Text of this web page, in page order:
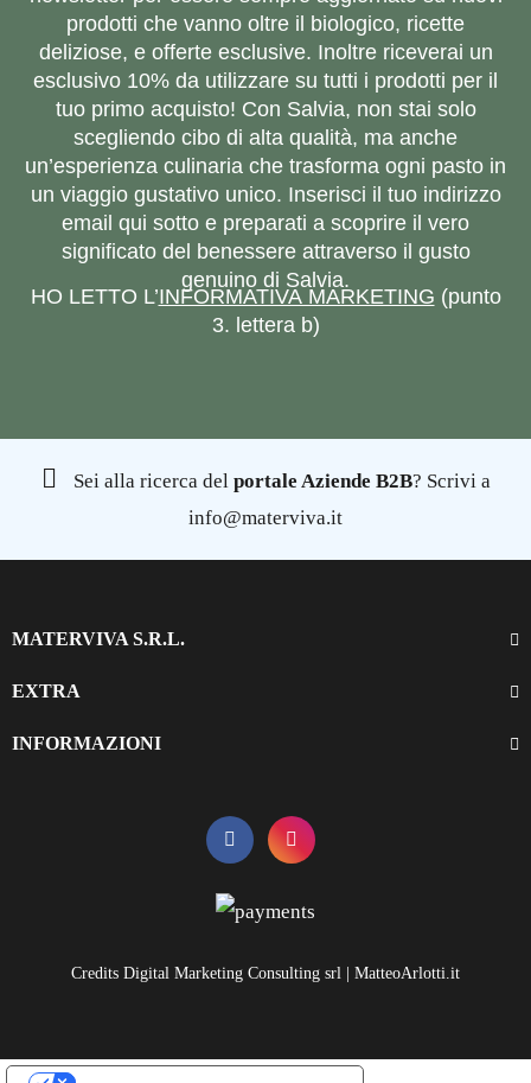
prodotti che vanno oltre il biologico, ricette
deliziose, e offerte esclusive. Inoltre riceverai un
esclusivo 10% da utilizzare su tutti i prodotti per il
tuo primo acquisto! Con Salvia, non stai solo
scegliendo cibo di alta qualità, ma anche
un’esperienza culinaria che trasforma ogni pasto in
un viaggio gustativo unico. Inserisci il tuo indirizzo
email qui sotto e preparati a scoprire il vero
significato del benessere attraverso il gusto
genuino di Salvia.
HO LETTO L’INFORMATIVA MARKETING (punto
3. lettera b)
Sei alla ricerca del portale Aziende B2B? Scrivi a
info@materviva.it
MATERVIVA S.R.L.
EXTRA
INFORMAZIONI
Credits Digital Marketing Consulting srl | MatteoArlotti.it